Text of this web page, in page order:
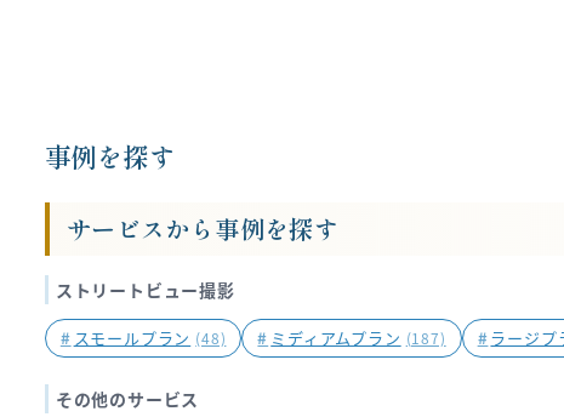
ペ
ー
ジ
送
り
事例を探す
サービスから事例を探す
ストリートビュー撮影
# スモールプラン (48) # ミディアムプラン (187) #ラージプ
その他のサービス